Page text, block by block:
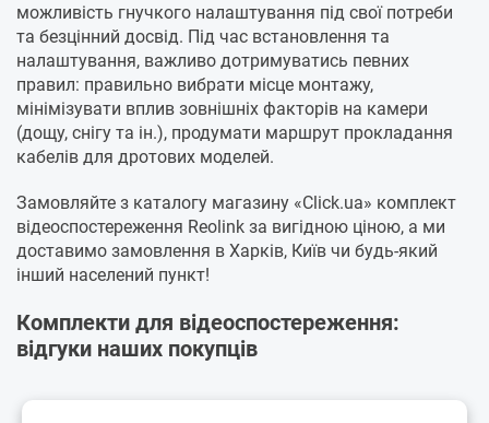
можливість гнучкого налаштування під свої потреби
та безцінний досвід. Під час встановлення та
налаштування, важливо дотримуватись певних
правил: правильно вибрати місце монтажу,
мінімізувати вплив зовнішніх факторів на камери
(дощу, снігу та ін.), продумати маршрут прокладання
кабелів для дротових моделей.
Замовляйте з каталогу магазину «Click.ua» комплект
відеоспостереження Reolink за вигідною ціною, а ми
доставимо замовлення в Харків, Київ чи будь-який
інший населений пункт!
Комплекти для відеоспостереження:
відгуки наших покупців